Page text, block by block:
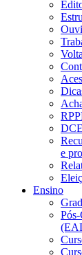
DCE
e
Ensino